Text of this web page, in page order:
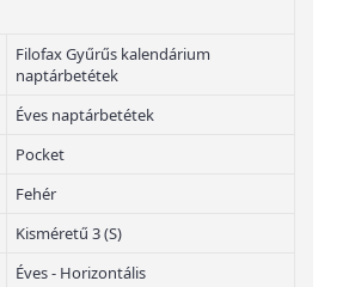
Filofax Gyűrűs kalendárium
naptárbetétek
Éves naptárbetétek
Pocket
Fehér
Kisméretű 3 (S)
Éves - Horizontális